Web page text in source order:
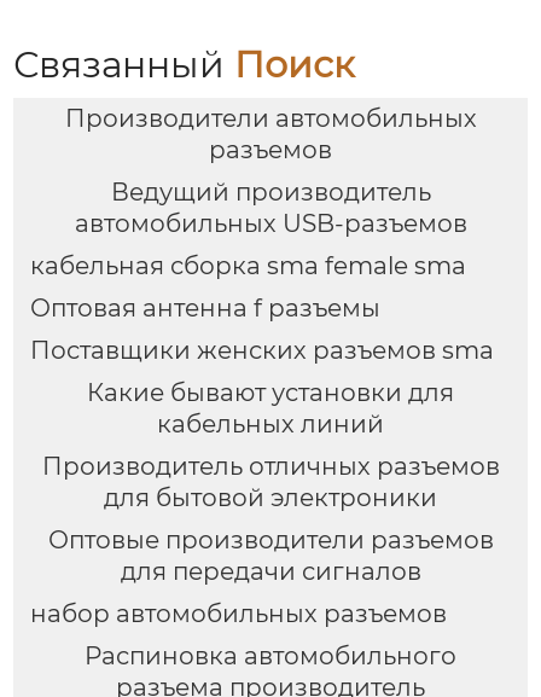
Связанный Поиск
Производители автомобильных
разъемов
Ведущий производитель
автомобильных USB-разъемов
кабельная сборка sma female sma
Оптовая антенна f разъемы
Поставщики женских разъемов sma
Какие бывают установки для
кабельных линий
Производитель отличных разъемов
для бытовой электроники
Оптовые производители разъемов
для передачи сигналов
набор автомобильных разъемов
Распиновка автомобильного
разъема производитель